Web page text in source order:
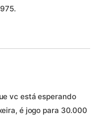
vc está esperando
é jogo para 30.000